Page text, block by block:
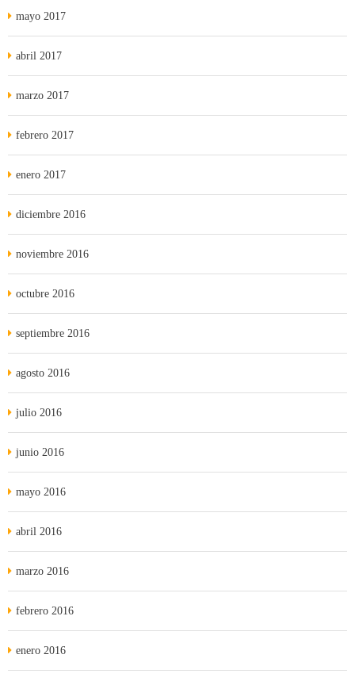
mayo 2017
abril 2017
marzo 2017
febrero 2017
enero 2017
diciembre 2016
noviembre 2016
octubre 2016
septiembre 2016
agosto 2016
julio 2016
junio 2016
mayo 2016
abril 2016
marzo 2016
febrero 2016
enero 2016